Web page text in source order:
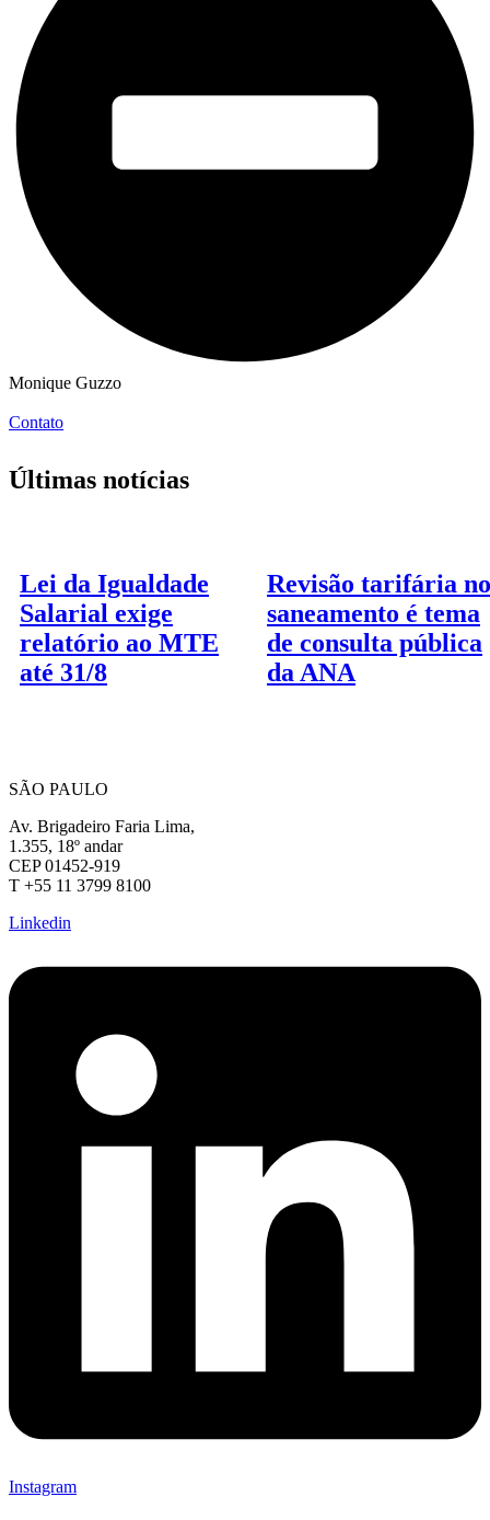
Monique Guzzo
Contato
Últimas notícias
Lei da Igualdade
Salarial exige
relatório ao MTE
até 31/8
Revisão tarifária no
saneamento é tema
de consulta pública
da ANA
SÃO PAULO
Av. Brigadeiro Faria Lima,
1.355, 18º andar
CEP 01452-919
T +55 11 3799 8100
Linkedin
Instagram